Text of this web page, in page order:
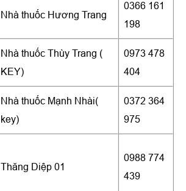
Nhà thuốc Hương Trang
0366 161
198
Nhà thuốc Thùy Trang (
KEY)
0973 478
404
Nhà thuốc Mạnh Nhài(
key)
0372 364
975
Thăng Diệp 01
0988 774
439